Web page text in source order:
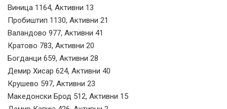
Виница 1164, Активни 13
Пробиштип 1130, Активни 21
Валандово 977, Активни 41
Кратово 783, Активни 20
Богданци 659, Активни 28
Демир Хисар 624, Активни 40
Крушево 597, Активни 23
Македонски Брод 512, Активни 15